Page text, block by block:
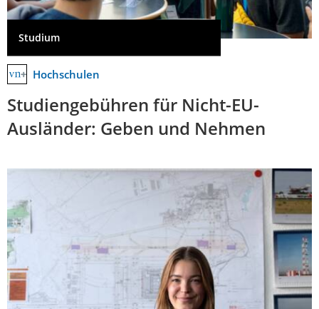
Studium
Hochschulen
Studiengebühren für Nicht-EU-
Ausländer: Geben und Nehmen